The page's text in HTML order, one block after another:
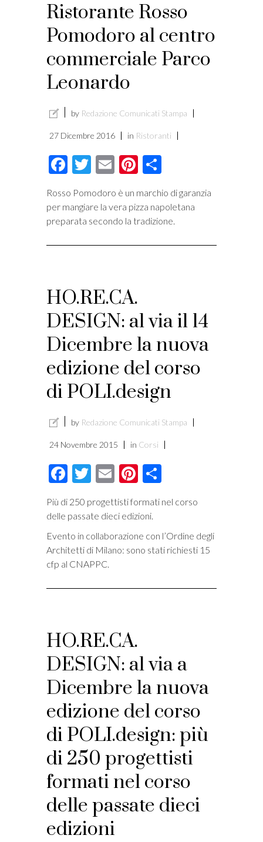
Ristorante Rosso
Pomodoro al centro
commerciale Parco
Leonardo
by Redazione Comunicati Stampa
27 Dicembre 2016 in Ristoranti
Facebook
Twitter
EmailPinterest
Rosso Pomodoro è un marchio di garanzia
per mangiare la vera pizza napoletana
preparata secondo la tradizione.
HO.RE.CA.
DESIGN: al via il 14
Dicembre la nuova
edizione del corso
di POLI.design
by Redazione Comunicati Stampa
24 Novembre 2015 in Corsi
Facebook
Twitter
EmailPinterest
Più di 250 progettisti formati nel corso
delle passate dieci edizioni.
Evento in collaborazione con l’Ordine degli
Architetti di Milano: sono stati richiesti 15
cfp al CNAPPC.
HO.RE.CA.
DESIGN: al via a
Dicembre la nuova
edizione del corso
di POLI.design: più
di 250 progettisti
formati nel corso
delle passate dieci
edizioni